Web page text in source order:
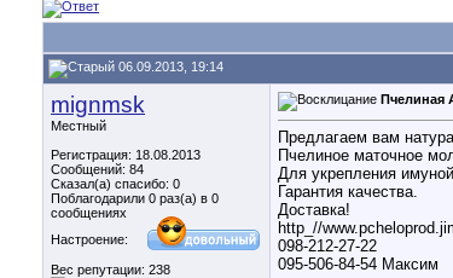
06.09.2013, 19:14
mignmsk
Местный
Регистрация: 18.08.2013
Сообщений: 84
Сказал(а) спасибо: 0
Поблагодарили 0 раз(а) в 0
сообщениях
Настроение:
Вес репутации: 238
Пчелиная
Предлагаем вам
Пчелиное маточное
Для укрепления
Гарантия качества.
Доставка!
http_//
098-212-27-22
095-506-84-54 Максим